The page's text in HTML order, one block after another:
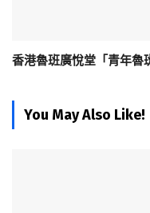
香港魯班廣悅堂「青年魯
You May Also Like!